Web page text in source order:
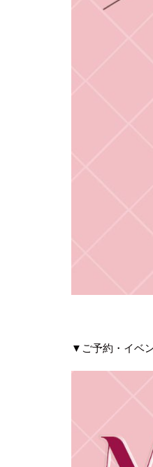
▼ご予約・イベ